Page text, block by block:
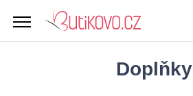
Doplňky